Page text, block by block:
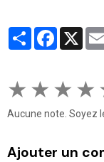
PartagerFacebook
X
★ ★ ★ ★
Aucune note. Soyez
Ajouter un